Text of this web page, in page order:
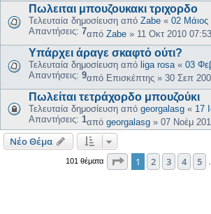
Πωλειται μπουζουκακι τριχορδο
Τελευταία δημοσίευση από Zabe « 02 Μάιος
Απαντήσεις: 7από Zabe » 11 Οκτ 2010
Υπάρχει άραγε σκαφτό ούτι?
Τελευταία δημοσίευση από liga rosa« 03
Απαντήσεις: 9από Επισκέπτης » 30 Σεπ
Πωλείται τετράχορδο μπουζούκι
Τελευταία δημοσίευση από georgalasg « 17
Απαντήσεις: 1από georgalasg » 07 Νοέμ
Νέο Θέμα
101 θέματα Σελίδα από7
1 2 3 4 5